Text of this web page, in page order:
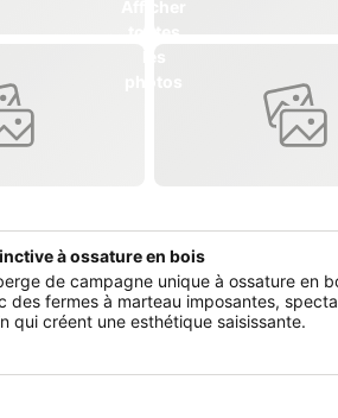
à ossature en bois
de campagne unique à ossature en
des fermes à marteau imposantes,
qui créent une esthétique saisissante.